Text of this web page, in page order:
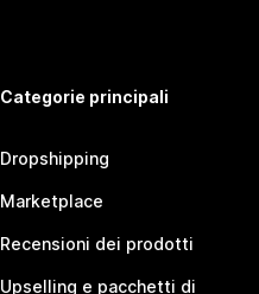
Categorie principali
Dropshipping
Marketplace
Recensioni dei prodotti
Upselling e pacchetti di